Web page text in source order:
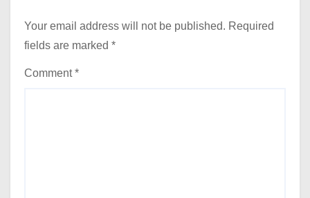
Your email address will not be published. Required
fields are marked *
Comment*